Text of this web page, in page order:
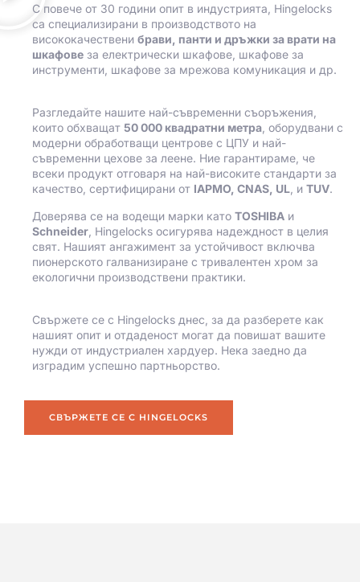
С повече от 30 години опит в индустрията, Hingelocks
са специализирани в производството на
висококачествени брави, панти и дръжки за врати на
шкафове за електрически шкафове, шкафове за
инструменти, шкафове за мрежова комуникация и др.
Разгледайте нашите най-съвременни съоръжения,
които обхващат 50 000 квадратни метра , оборудвани с
модерни обработващи центрове с ЦПУ и най-
съвременни цехове за леене. Ние гарантираме, че
всеки продукт отговаря на най-високите стандарти за
качество, сертифицирани от IAPMO, CNAS, UL , и TUV.
Доверява се на водещи марки като TOSHIBA и
Schneider , Hingelocks осигурява надеждност в целия
свят. Нашият ангажимент за устойчивост включва
пионерското галванизиране с тривалентен хром за
екологични производствени практики.
Свържете се с Hingelocks днес, за да разберете как
нашият опит и отдаденост могат да повишат вашите
нужди от индустриален хардуер. Нека заедно да
изградим успешно партньорство.
СВЪРЖЕТЕ СЕ С HINGELOCKS